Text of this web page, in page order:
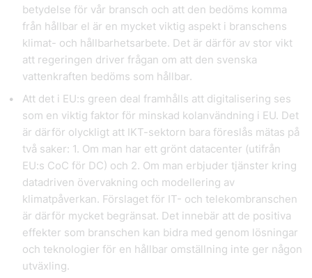
betydelse för vår bransch och att den bedöms komma
från hållbar el är en mycket viktig aspekt i branschens
klimat- och hållbarhetsarbete. Det är därför av stor vikt
att regeringen driver frågan om att den svenska
vattenkraften bedöms som hållbar.
Att det i EU:s green deal framhålls att digitalisering ses
som en viktig faktor för minskad kolanvändning i EU. Det
är därför olyckligt att IKT-sektorn bara föreslås mätas på
två saker: 1. Om man har ett grönt datacenter (utifrån
EU:s CoC för DC) och 2. Om man erbjuder tjänster kring
datadriven övervakning och modellering av
klimatpåverkan. Förslaget för IT- och telekombranschen
är därför mycket begränsat. Det innebär att de positiva
effekter som branschen kan bidra med genom lösningar
och teknologier för en hållbar omställning inte ger någon
utväxling.